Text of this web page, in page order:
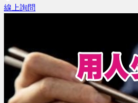
線上詢問